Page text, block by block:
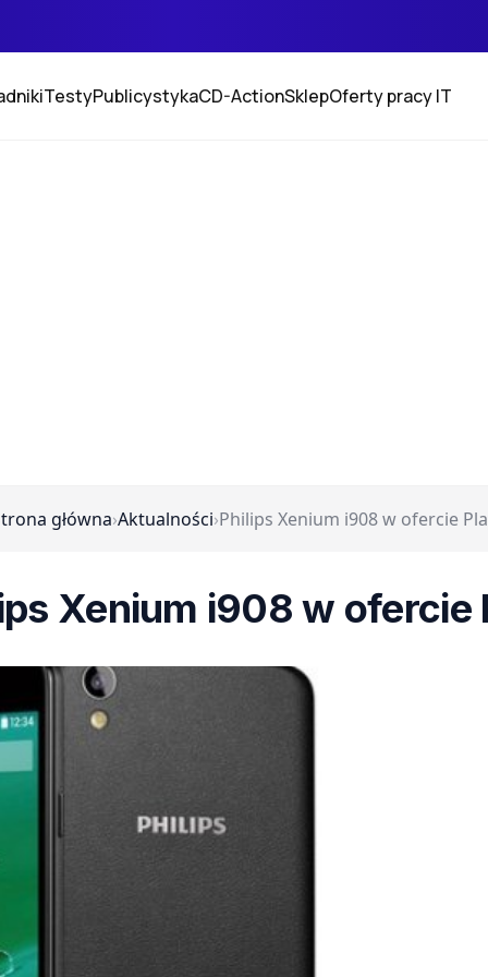
TestyPublicystykaCD-ActionSklepOferty pracy IT
główna›Aktualności›Philips Xenium i908 w ofercie
Xenium i908 w ofercie